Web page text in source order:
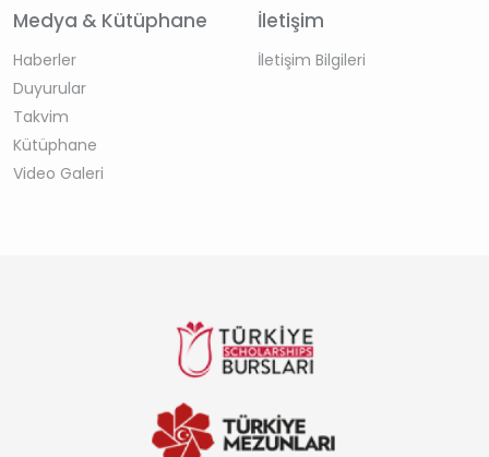
Medya & Kütüphane
Haberler
Duyurular
Takvim
Kütüphane
Video Galeri
İletişim
İletişim Bilgileri